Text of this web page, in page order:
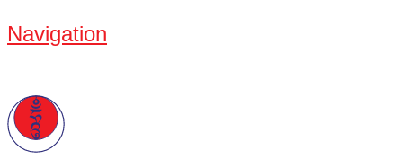
Navigation